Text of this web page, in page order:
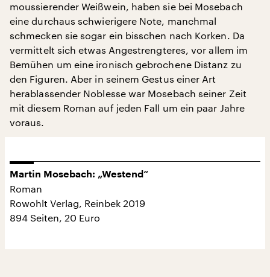
moussierender Weißwein, haben sie bei Mosebach
eine durchaus schwierigere Note, manchmal
schmecken sie sogar ein bisschen nach Korken. Da
vermittelt sich etwas Angestrengteres, vor allem im
Bemühen um eine ironisch gebrochene Distanz zu
den Figuren. Aber in seinem Gestus einer Art
herablassender Noblesse war Mosebach seiner Zeit
mit diesem Roman auf jeden Fall um ein paar Jahre
voraus.
Martin Mosebach: „Westend“
Roman
Rowohlt Verlag, Reinbek 2019
894 Seiten, 20 Euro